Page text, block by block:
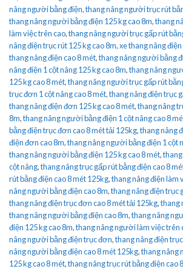
nâng người bằng điện,thang nâng người trục rút
thang nâng người bằng điện 125 kg cao 8m,thang
làm việc trên cao,thang nâng người trục gấp rút
nâng điện trục rút 125 kg cao 8m,xe thang nâng
thang nâng điện cao 8 mét,thang nâng người bằng
nâng điện 1 cột nâng 125 kg cao 8m,thang nâng
125 kg cao 8 mét,thang nâng người trục gấp rút
trục đơn 1 cột nâng cao 8 mét,thang nâng điện trục
thang nâng điện đơn 125 kg cao 8 mét,thang nâng
8m,thang nâng người bằng điện 1 cột nâng cao 8
bằng điện trục đơn cao 8 mét tải 125kg,thang nâng
điện đơn cao 8m,thang nâng người bằng điện 1 cột
thang nâng người bằng điện 125 kg cao 8 mét,
cột nâng,thang nâng trục gấp rút bằng điện cao 8
rút bằng điện cao 8 mét 125kg,thang nâng điện làm
nâng người bằng điện cao 8m,thang nâng điện trục
thang nâng điện trục đơn cao 8 mét tải 125kg,thang
thang nâng người bằng điện cao 8m,thang nâng
điện 125 kg cao 8m,thang nâng người làm việc trên
nâng người bằng điện trục đơn,thang nâng điện
nâng người bằng điện cao 8 mét 125kg,thang nâng
125 kg cao 8 mét,thang nâng trục rút bằng điện cao